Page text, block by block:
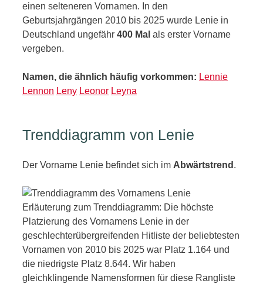
einen selteneren Vornamen. In den
Geburtsjahrgängen 2010 bis 2025 wurde Lenie in
Deutschland ungefähr 400 Mal als erster Vorname
vergeben.
Namen, die ähnlich häufig vorkommen: Lennie
Lennon Leny Leonor Leyna
Trenddiagramm von Lenie
Der Vorname Lenie befindet sich im Abwärtstrend .
Erläuterung zum Trenddiagramm: Die höchste
Platzierung des Vornamens Lenie in der
geschlechterübergreifenden Hitliste der beliebtesten
Vornamen von 2010 bis 2025 war Platz 1.164 und
die niedrigste Platz 8.644. Wir haben
gleichklingende Namensformen für diese Rangliste